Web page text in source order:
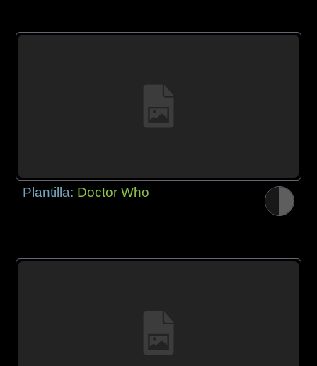
Plantilla: Doctor Who